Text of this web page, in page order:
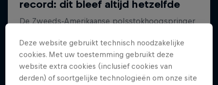
Born to Fly
Mondo Duplantis' reis naar polsstoksensatie
ATHLETICS
Deze website gebruikt technisch noodzakelijke
cookies. Met uw toestemming gebruikt deze
website extra cookies (inclusief cookies van
derden) of soortgelijke technologieën om onze site